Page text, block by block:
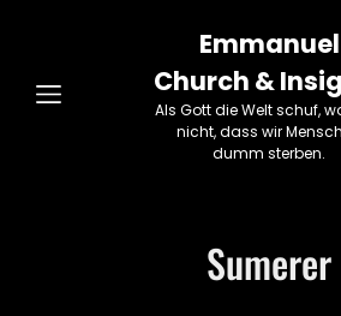
Emmanuel
Church &
Als Gott die Welt schuf,
nicht, dass wir
dumm sterben.
Sumerer